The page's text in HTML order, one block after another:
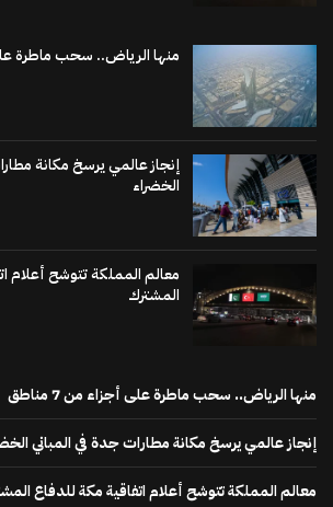
منها الرياض.. سحب ماطرة على
إنجاز عالمي يرسخ مكانة
الخضراء
معالم المملكة تتوشح أعلام
المشترك
منها الرياض.. سحب ماطرة على أجزاء من 7 مناطق
إنجاز عالمي يرسخ مكانة مطارات جدة في المباني
معالم المملكة تتوشح أعلام اتفاقية مكة للدفاع